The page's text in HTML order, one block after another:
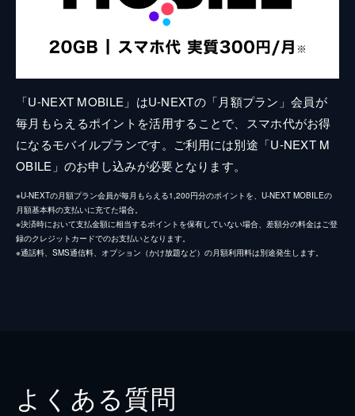
「U-NEXT MOBILE」はU-NEXTの「月額プラン」会員が
毎月もらえるポイントを活用することで、スマホ代がお得
になるモバイルプランです。ご利用には別途「U-NEXT M
OBILE」のお申し込みが必要となります。
※U-NEXTの月額プラン会員が毎月もらえる1,200円分のポイントを、U-NEXT MOBILEの
月額基本料の支払いに充てた場合。
※決済時において支払金額に相当するポイントを保有していない場合、差額分の料金はご登
録のクレジットカードでのお支払いとなります。
※通話料、SMS通信料、オプション（かけ放題など）の月額利用料は別途発生します。
よくある質問